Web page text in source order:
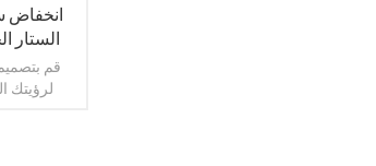
انخفاض
الستار
قم
لرؤيتك